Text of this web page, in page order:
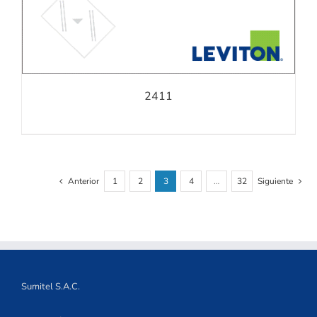
2411
Anterior 1 2 3 4 … 32 Siguiente
Sumitel S.A.C.